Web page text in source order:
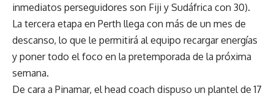
inmediatos perseguidores son Fiji y Sudáfrica con 30).
La tercera etapa en Perth llega con más de un mes de
descanso, lo que le permitirá al equipo recargar energías
y poner todo el foco en la pretemporada de la próxima
semana.
De cara a Pinamar, el head coach dispuso un plantel de 17